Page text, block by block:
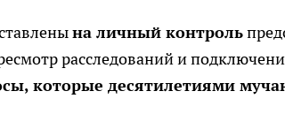
на личный контроль
расследований и
которые десятилетиями